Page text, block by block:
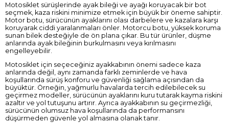
Motosiklet sürüşlerinde ayak bileği ve ayağı koruyacak bir bot
seçmek, kaza riskini minimize etmek için büyük bir öneme sahiptir.
Motor botu, sürücünün ayaklarını olası darbelere ve kazalara karşı
koruyarak ciddi yaralanmaları önler. Motorcu botu, yüksek koruma
sunan bilek desteğiyle de ön plana çıkar. Bu tür ürünler, düşme
anlarında ayak bileğinin burkulmasını veya kırılmasını
engelleyebilir.
Motosiklet için seçeceğiniz ayakkabının önemi sadece kaza
anlarında değil, aynı zamanda farklı zeminlerde ve hava
koşullarında sürüş konforu ve güvenliği sağlama açısından da
büyüktür. Örneğin, yağmurlu havalarda tercih edilebilecek su
geçirmez modeller, sürücünün ayaklarını kuru tutarak kayma riskini
azaltır ve yol tutuşunu artırır. Ayrıca ayakkabının su geçirmezliği,
sürücünün olumsuz hava koşullarında da performansını
düşürmeden güvenle yol almasına olanak tanır.